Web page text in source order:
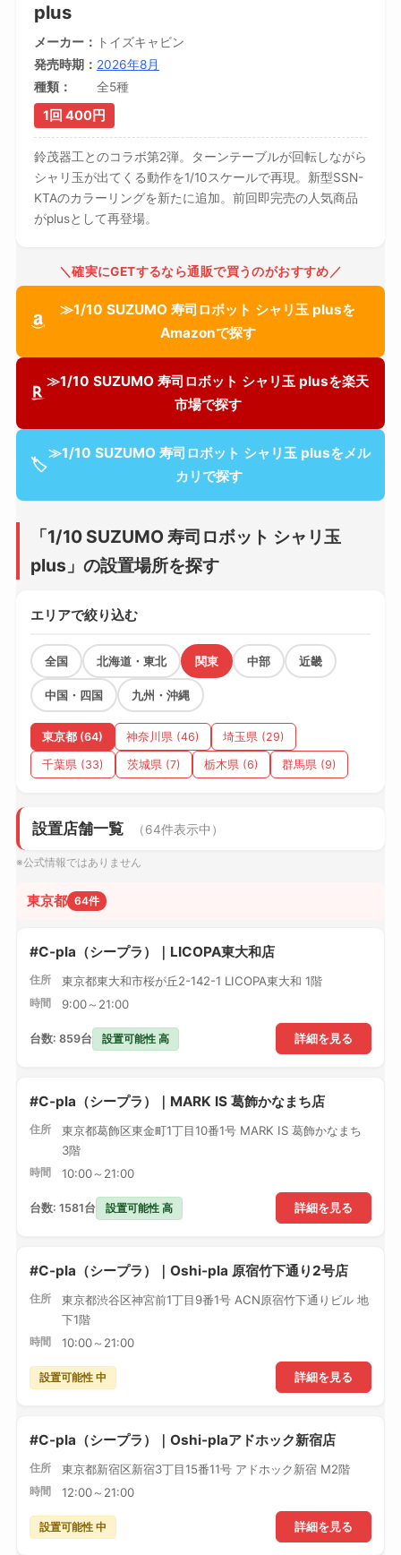
plus
メーカー
トイズキャビン
発売時期
2026年8月
種類
全5種
1回 400円
鈴茂器工とのコラボ第2弾。ターンテーブルが回転しながら
シャリ玉が出てくる動作を1/10スケールで再現。新型SSN-
KTAのカラーリングを新たに追加。前回即完売の人気商品
がplusとして再登場。
＼確実にGETするなら通販で買うのがおすすめ／
≫1/10 SUZUMO 寿司ロボット シャリ玉 plusを
Amazonで探す
≫1/10 SUZUMO 寿司ロボット シャリ玉 plusを楽天
市場で探す
🏷
≫1/10 SUZUMO 寿司ロボット シャリ玉 plusをメル
カリで探す
「1/10 SUZUMO 寿司ロボット シャリ玉
plus」の設置場所を探す
エリアで絞り込む
全国 北海道・東北 関東 中部 近畿
中国・四国 九州・沖縄
東京都 (64) 神奈川県 (46) 埼玉県 (29)
千葉県 (33) 茨城県 (7) 栃木県 (6) 群馬県 (9)
設置店舗一覧 （64件表示中）
※公式情報ではありません
東京都 64件
#C-pla（シープラ）｜LICOPA東大和店
住所 東京都東大和市桜が丘2-142-1 LICOPA東大和 1階
時間 9:00～21:00
詳細を見る
台数: 859台 設置可能性 高
#C-pla（シープラ）｜MARK IS 葛飾かなまち店
住所
東京都葛飾区東金町1丁目10番1号 MARK IS 葛飾かなまち
3階
時間 10:00～21:00
詳細を見る
台数: 1581台 設置可能性 高
#C-pla（シープラ）｜Oshi-pla 原宿竹下通り2号店
住所
東京都渋谷区神宮前1丁目9番1号 ACN原宿竹下通りビル 地
下1階
時間 10:00～21:00
詳細を見る
設置可能性 中
#C-pla（シープラ）｜Oshi-plaアドホック新宿店
住所 東京都新宿区新宿3丁目15番11号 アドホック新宿 M2階
時間 12:00～21:00
詳細を見る
設置可能性 中